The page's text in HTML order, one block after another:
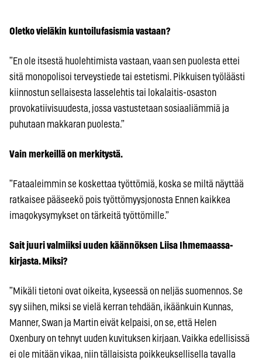
Oletko vieläkin kuntoilufasismia vastaan?
”En ole itsestä huolehtimista vastaan, vaan sen puolesta ettei
sitä monopolisoi terveystiede tai estetismi. Pikkuisen työläästi
kiinnostun sellaisesta lasselehtis tai lokalaitis-osaston
provokatiivisuudesta, jossa vastustetaan sosiaaliämmiä ja
puhutaan makkaran puolesta.”
Vain merkeillä on merkitystä.
”Fataaleimmin se koskettaa työttömiä, koska se miltä näyttää
ratkaisee pääseekö pois työttömyysjonosta Ennen kaikkea
imagokysymykset on tärkeitä työttömille.”
Sait juuri valmiiksi uuden käännöksen Liisa Ihmemaassa-
kirjasta. Miksi?
”Mikäli tietoni ovat oikeita, kyseessä on neljäs suomennos. Se
syy siihen, miksi se vielä kerran tehdään, ikäänkuin Kunnas,
Manner, Swan ja Martin eivät kelpaisi, on se, että Helen
Oxenbury on tehnyt uuden kuvituksen kirjaan. Vaikka edellisissä
ei ole mitään vikaa, niin tällaisista poikkeuksellisella tavalla